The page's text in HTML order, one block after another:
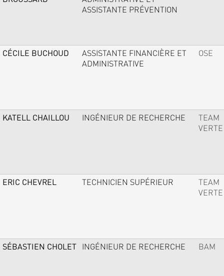
ASSISTANTE PRÉVENTION
CÉCILE BUCHOUD
ASSISTANTE FINANCIÈRE ET
ADMINISTRATIVE
OSE
KATELL CHAILLOU INGÉNIEUR DE RECHERCHE
TEAM
VERTE
ERIC CHEVREL TECHNICIEN SUPÉRIEUR
TEAM
VERTE
SÉBASTIEN CHOLET INGÉNIEUR DE RECHERCHE BAM